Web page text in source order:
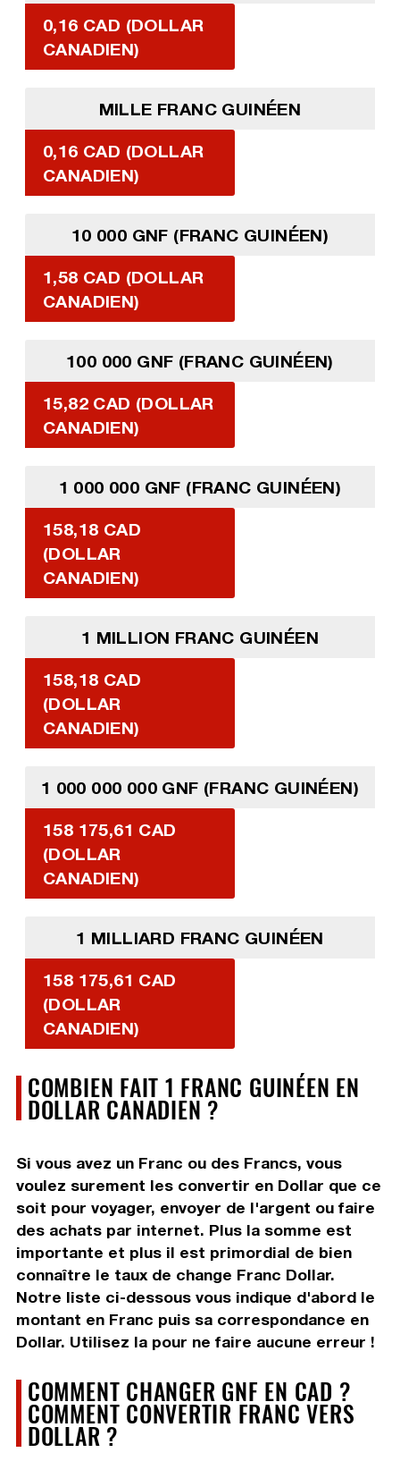
0,16 CAD (DOLLAR
CANADIEN)
MILLE FRANC GUINÉEN
0,16 CAD (DOLLAR
CANADIEN)
10 000 GNF (FRANC GUINÉEN)
1,58 CAD (DOLLAR
CANADIEN)
100 000 GNF (FRANC GUINÉEN)
15,82 CAD (DOLLAR
CANADIEN)
1 000 000 GNF (FRANC GUINÉEN)
158,18 CAD
(DOLLAR
CANADIEN)
1 MILLION FRANC GUINÉEN
158,18 CAD
(DOLLAR
CANADIEN)
1 000 000 000 GNF (FRANC GUINÉEN)
158 175,61 CAD
(DOLLAR
CANADIEN)
1 MILLIARD FRANC GUINÉEN
158 175,61 CAD
(DOLLAR
CANADIEN)
COMBIEN FAIT 1 FRANC GUINÉEN EN
DOLLAR CANADIEN ?
Si vous avez un Franc ou des Francs, vous
voulez surement les convertir en Dollar que ce
soit pour voyager, envoyer de l'argent ou faire
des achats par internet. Plus la somme est
importante et plus il est primordial de bien
connaître le taux de change Franc Dollar.
Notre liste ci-dessous vous indique d'abord le
montant en Franc puis sa correspondance en
Dollar. Utilisez la pour ne faire aucune erreur !
COMMENT CHANGER GNF EN CAD ?
COMMENT CONVERTIR FRANC VERS
DOLLAR ?